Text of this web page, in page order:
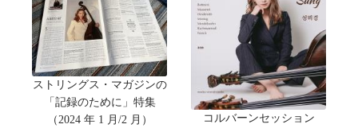
ストリングス・マガジンの
「記録のために」特集
（2024 年 1 月/2 月）
コルバーンセッション